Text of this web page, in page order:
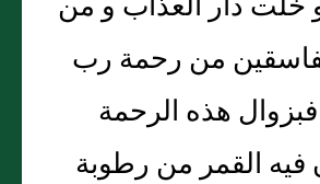
من رحمة رب
فبزوال هذه الرحمة
فيه القمر من رطوبة